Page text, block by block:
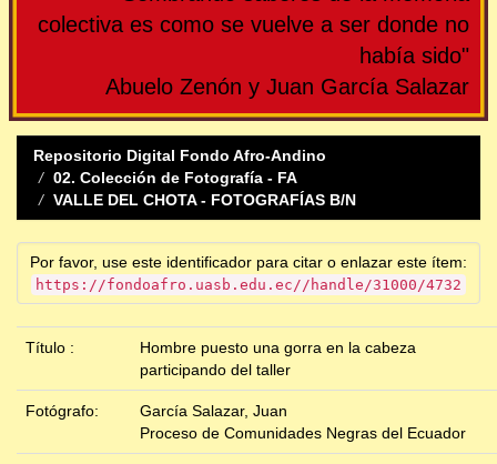
colectiva es como se vuelve a ser donde no
había sido"
Abuelo Zenón y Juan García Salazar
Repositorio Digital Fondo Afro-Andino
02. Colección de Fotografía - FA
VALLE DEL CHOTA - FOTOGRAFÍAS B/N
Por favor, use este identificador para citar o enlazar este ítem:
https://fondoafro.uasb.edu.ec//handle/31000/4732
Título :
Hombre puesto una gorra en la cabeza
participando del taller
Fotógrafo:
García Salazar, Juan
Proceso de Comunidades Negras del Ecuador